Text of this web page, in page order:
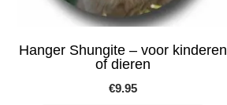
Hanger Shungite – voor kinderen
of dieren
€9.95